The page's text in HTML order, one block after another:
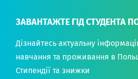
ЗАВАНТАЖТЕ ГІД СТУДЕНТА
Дізнайтесь актуальну
навчання та проживання в
Стипендії та знижки